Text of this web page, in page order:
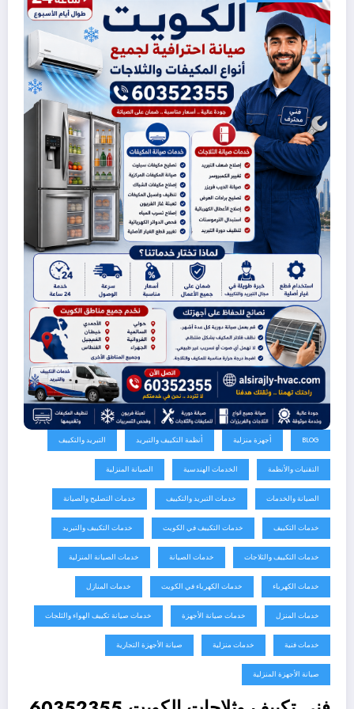
BLOG أجهزة منزلية أنظمة التكييف والتبريد التبريد والتكييف
التقنيات والأنظمة الخدمات الهندسية الصيانة المنزلية
الصيانة والخدمات خدمات التبريد والتكييف خدمات التصليح والصيانة
خدمات التكييف خدمات التكييف في الكويت خدمات التكييف والتبريد
خدمات التكييف والثلاجات خدمات الصيانة خدمات الصيانة المنزلية
خدمات الكهرباء خدمات الكهرباء في الكويت خدمات المنازل
خدمات المنزل خدمات صيانة الأجهزة خدمات صيانة تكييف الهواء والثلجات
خدمات فنية خدمات منزلية صيانة الأجهزة التجارية
صيانة الأجهزة المنزلية